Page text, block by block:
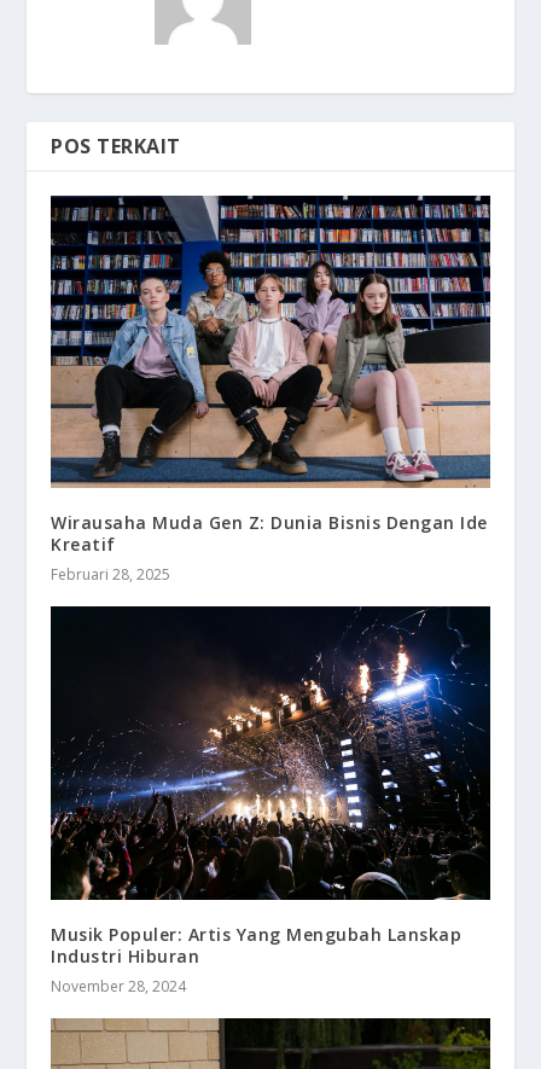
POS TERKAIT
Wirausaha Muda Gen Z: Dunia Bisnis Dengan Ide
Kreatif
Februari 28, 2025
Musik Populer: Artis Yang Mengubah Lanskap
Industri Hiburan
November 28, 2024